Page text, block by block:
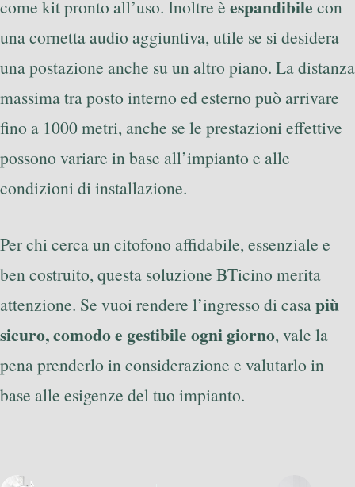
come kit pronto all’uso. Inoltre è espandibile con
una cornetta audio aggiuntiva, utile se si desidera
una postazione anche su un altro piano. La distanza
massima tra posto interno ed esterno può arrivare
fino a 1000 metri, anche se le prestazioni effettive
possono variare in base all’impianto e alle
condizioni di installazione.
Per chi cerca un citofono affidabile, essenziale e
ben costruito, questa soluzione BTicino merita
attenzione. Se vuoi rendere l’ingresso di casapiù
sicuro, comodo e gestibile ogni giorno, vale la
pena prenderlo in considerazione e valutarlo in
base alle esigenze del tuo impianto.